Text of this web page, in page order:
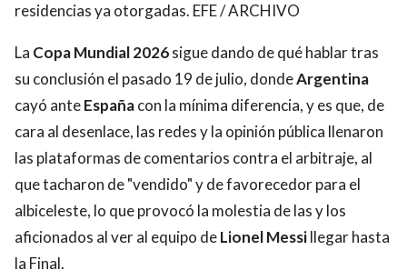
residencias ya otorgadas. EFE / ARCHIVO
La Copa Mundial 2026sigue dando de qué hablar tras
su conclusión el pasado 19 de julio, dondeArgentina
cayó anteEspañacon la mínima diferencia, y es que, de
cara al desenlace, las redes y la opinión pública llenaron
las plataformas de comentarios contra el arbitraje, al
que tacharon de "vendido" y de favorecedor para el
albiceleste, lo que provocó la molestia de las y los
aficionados al ver al equipo deLionel Messillegar hasta
la Final.